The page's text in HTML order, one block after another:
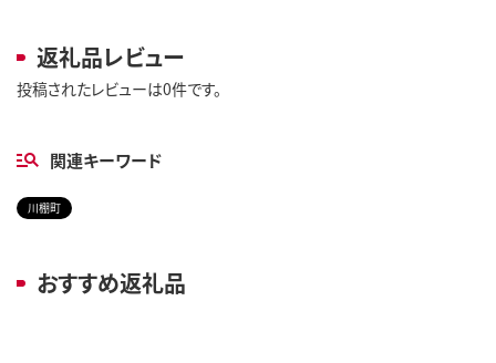
返礼品レビュー
投稿されたレビューは0件です。
関連キーワード
川棚町
おすすめ返礼品